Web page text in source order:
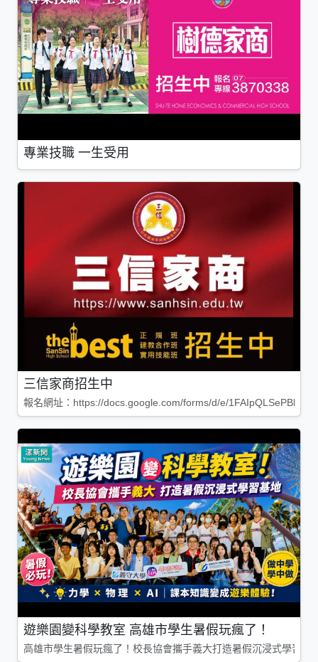
專業技職 一生受用
三信家商招生中
報名網址：https://docs.google.com/forms/d/e/
遊樂園變科學教室 高雄市學生暑假玩瘋了！
高雄市學生暑假玩瘋了！校長協會攜手義大打造暑假沉浸式學習基